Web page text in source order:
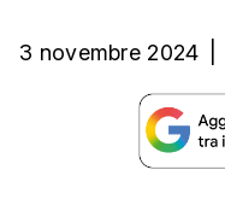
3 novembre 2024